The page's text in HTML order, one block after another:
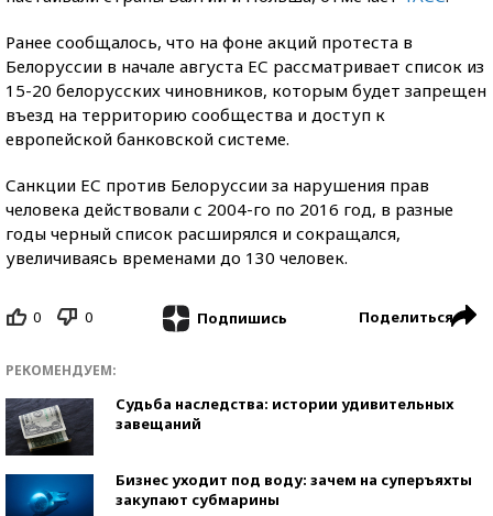
Ранее сообщалось, что на фоне акций протеста в
Белоруссии в начале августа ЕС рассматривает список из
15-20 белорусских чиновников, которым будет запрещен
въезд на территорию сообщества и доступ к
европейской банковской системе.
Санкции ЕС против Белоруссии за нарушения прав
человека действовали с 2004-го по 2016 год, в разные
годы черный список расширялся и сокращался,
увеличиваясь временами до 130 человек.
0 0 Подпишись Поделиться
РЕКОМЕНДУЕМ:
Судьба наследства: истории удивительных
завещаний
Бизнес уходит под воду: зачем на суперъяхты
закупают субмарины